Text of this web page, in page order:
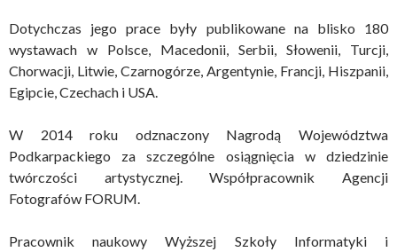
Dotychczas jego prace były publikowane na blisko 180
wystawach w Polsce, Macedonii, Serbii, Słowenii, Turcji,
Chorwacji, Litwie, Czarnogórze, Argentynie, Francji, Hiszpanii,
Egipcie, Czechach i USA.
W 2014 roku odznaczony Nagrodą Województwa
Podkarpackiego za szczególne osiągnięcia w dziedzinie
twórczości artystycznej. Współpracownik Agencji
Fotografów FORUM.
Pracownik naukowy Wyższej Szkoły Informatyki i